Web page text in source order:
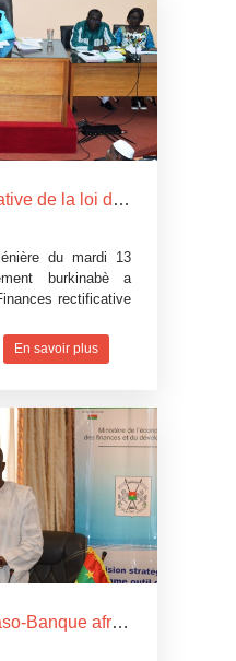
Loi de Finances rectificative de la loi de Finances pour l’exécution du budget 2018: Un réajustement pour tenir compte du contexte difficile
du mardi 13
burkinabè a
rectificative
En savoir plus
Coopération Burkina Faso-Banque africaine de développement: La Banque africaine de développement accorde trois